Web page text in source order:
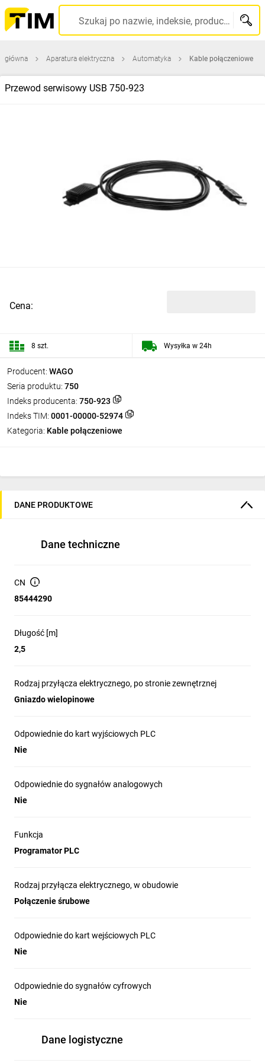
Szukaj po nazwie, indeksie, producencie, kodzie kreskowym...
główna Aparatura elektryczna Automatyka Kable połączeniowe
Przewod serwisowy USB 750‑923
Producent: WAGO
Seria produktu: 750
Indeks producenta: 750-923
Indeks TIM: 0001-00000-52974
Kategoria: Kable połączeniowe
Cena:
8 szt. Wysyłka w 24h
DANE PRODUKTOWE
Dane techniczne
CN
85444290
Długość [m]
2,5
Rodzaj przyłącza elektrycznego, po stronie zewnętrznej
Gniazdo wielopinowe
Odpowiednie do kart wyjściowych PLC
Nie
Odpowiednie do sygnałów analogowych
Nie
Funkcja
Programator PLC
Rodzaj przyłącza elektrycznego, w obudowie
Połączenie śrubowe
Odpowiednie do kart wejściowych PLC
Nie
Odpowiednie do sygnałów cyfrowych
Nie
Dane logistyczne